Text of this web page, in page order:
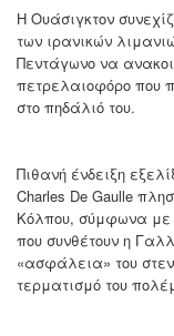
Η Ουάσιγκτον
των ιρανικών
Πεντάγωνο να
πετρελαιοφόρο που
στο πηδάλιό του.
Πιθανή ένδειξη
Charles De Gaulle
Κόλπου, σύμφωνα με
που συνθέτουν η
«ασφάλεια» του
τερματισμό του